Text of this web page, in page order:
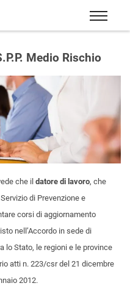
Medio Rischio
che il datore di lavoro, che
di Prevenzione e
corsi di aggiornamento
nell’Accordo in sede di
lo Stato, le regioni e le province
atti n. 223/csr del 21 dicembre
2012.